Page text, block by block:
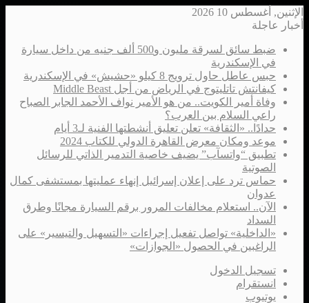
الإثنين, أغسطس 10 2026
أخبار عاجلة
ضبط سائق لسرقة مليون و500 ألف جنيه من داخل سيارة
في الإسكندرية
حبس عاطل حاول ترويج 8 كيلو «حشيش» في الإسكندرية
كيفانتش تاتليتوج في الرياض من أجل Middle Beast
وفاة أمير الكويت.. من هو الأمير نواف الأحمد الجابر الصباح
راعي السلام بين العرب؟
حدادًا.. «الثقافة» تعلن تعليق أنشطتها الفنية لـ3 أيام
موعد ومكان معرض القاهرة الدولي للكتاب 2024
تطبيق “واتسآب” يضيف خاصية التدمير الذاتي للرسائل
الصوتية
حماس ترد على إعلان إسرائيل إنهاء عمليتها بمستشفى كمال
عدوان
الآن.. استعلام مخالفات المرور برقم السيارة مجانًا وطرق
السداد
«الداخلية» تواصل تفعيل إجراءات «التسهيل والتيسير» على
الراغبين في الحصول «الجوازات»
تسجيل الدخول
انستقرام
يوتيوب